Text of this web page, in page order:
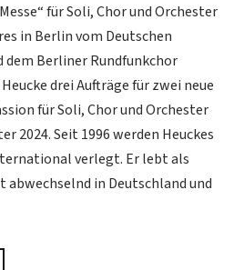
für Soli, Chor und Orchester
in Berlin vom Deutschen
Berliner Rundfunkchor
drei Aufträge für zwei neue
für Soli, Chor und Orchester
2024. Seit 1996 werden Heuckes
verlegt. Er lebt als
in Deutschland und